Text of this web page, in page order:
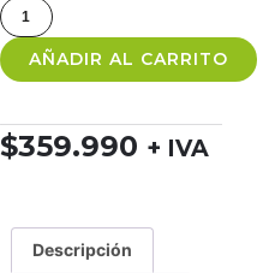
AÑADIR AL CARRITO
$359.990 + IVA
Descripción